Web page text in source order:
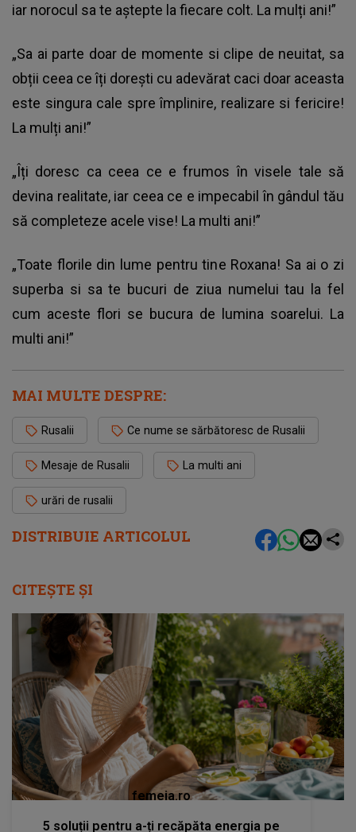
DISTRIBUIE ARTICOLUL
iar norocul sa te aștepte la fiecare colt. La mulți ani!”
„Sa ai parte doar de momente si clipe de neuitat, sa
obții ceea ce îți dorești cu adevărat caci doar aceasta
este singura cale spre împlinire, realizare si fericire!
La mulți ani!”
„Îți doresc ca ceea ce e frumos în visele tale să
devina realitate, iar ceea ce e impecabil în gândul tău
să completeze acele vise! La multi ani!”
„Toate florile din lume pentru tine Roxana! Sa ai o zi
superba si sa te bucuri de ziua numelui tau la fel
cum aceste flori se bucura de lumina soarelui. La
multi ani!”
MAI MULTE DESPRE:
Rusalii Ce nume se sărbătoresc de Rusalii
Mesaje de Rusalii La multi ani
urări de rusalii
CITEȘTE ȘI
femeia.ro
5 soluții pentru a-ți recăpăta energia pe